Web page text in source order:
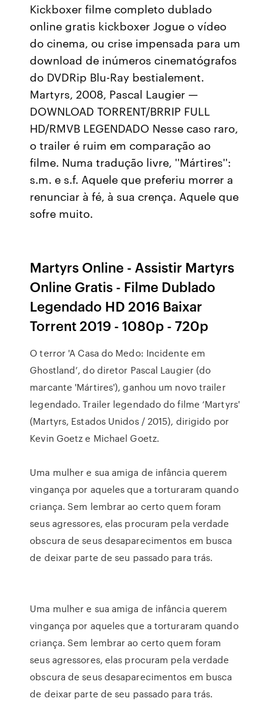
Kickboxer filme completo dublado
online gratis kickboxer Jogue o vídeo
do cinema, ou crise impensada para um
download de inúmeros cinematógrafos
do DVDRip Blu-Ray bestialement.
Martyrs, 2008, Pascal Laugier —
DOWNLOAD TORRENT/BRRIP FULL
HD/RMVB LEGENDADO Nesse caso raro,
o trailer é ruim em comparação ao
filme. Numa tradução livre, ''Mártires'':
s.m. e s.f. Aquele que preferiu morrer a
renunciar à fé, à sua crença. Aquele que
sofre muito.
Martyrs Online - Assistir Martyrs
Online Gratis - Filme Dublado
Legendado HD 2016 Baixar
Torrent 2019 - 1080p - 720p
O terror 'A Casa do Medo: Incidente em
Ghostland’, do diretor Pascal Laugier (do
marcante 'Mártires'), ganhou um novo trailer
legendado. Trailer legendado do filme ‘Martyrs'
(Martyrs, Estados Unidos / 2015), dirigido por
Kevin Goetz e Michael Goetz.
Uma mulher e sua amiga de infância querem
vingança por aqueles que a torturaram quando
criança. Sem lembrar ao certo quem foram
seus agressores, elas procuram pela verdade
obscura de seus desaparecimentos em busca
de deixar parte de seu passado para trás.
Uma mulher e sua amiga de infância querem
vingança por aqueles que a torturaram quando
criança. Sem lembrar ao certo quem foram
seus agressores, elas procuram pela verdade
obscura de seus desaparecimentos em busca
de deixar parte de seu passado para trás.